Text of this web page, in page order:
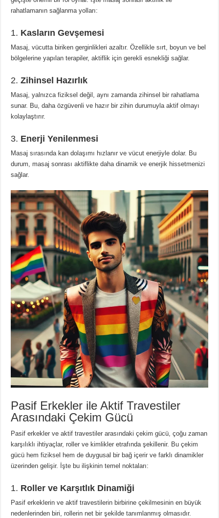
rahatlamanın sağlanma yolları:
1. Kasların Gevşemesi
Masaj, vücutta biriken gerginlikleri azaltır. Özellikle sırt, boyun ve bel
bölgelerine yapılan terapiler, aktiflik için gerekli esnekliği sağlar.
2.Zihinsel Hazırlık
Masaj, yalnızca fiziksel değil, aynı zamanda zihinsel bir rahatlama
sunar. Bu, daha özgüvenli ve hazır bir zihin durumuyla aktif olmayı
kolaylaştırır.
3. Enerji Yenilenmesi
Masaj sırasında kan dolaşımı hızlanır ve vücut enerjiyle dolar. Bu
durum, masaj sonrası aktiflikte daha dinamik ve enerjik hissetmenizi
sağlar.
Pasif Erkekler ile Aktif Travestiler
Arasındaki Çekim Gücü
Pasif erkekler ve aktif travestiler arasındaki çekim gücü, çoğu zaman
karşılıklı ihtiyaçlar, roller ve kimlikler etrafında şekillenir. Bu çekim
gücü hem fiziksel hem de duygusal bir bağ içerir ve farklı dinamikler
üzerinden gelişir. İşte bu ilişkinin temel noktaları:
1. Roller ve Karşıtlık Dinamiği
Pasif erkeklerin ve aktif travestilerin birbirine çekilmesinin en büyük
nedenlerinden biri, rollerin net bir şekilde tanımlanmış olmasıdır.